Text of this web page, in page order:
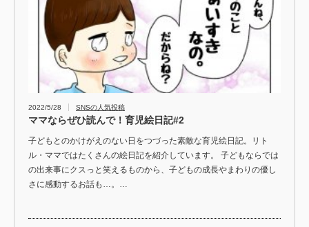
2022/5/28 SNSの人気投稿
ママならぜひ読んで！育児絵日記#2
子どもとのかけがえのない日をつづった素敵な育児絵日記。リト
ル・ママではたくさんの絵日記を紹介しています。 子どもならでは
の出来事にクスっと笑えるものから、子どもの成長やまわりの優し
さに感動するお話も…。…